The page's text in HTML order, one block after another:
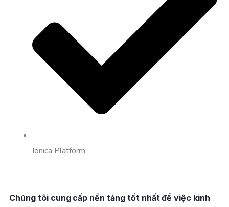
Ionica Platform
Chúng tôi cung cấp nền tảng tốt nhất để việc kinh